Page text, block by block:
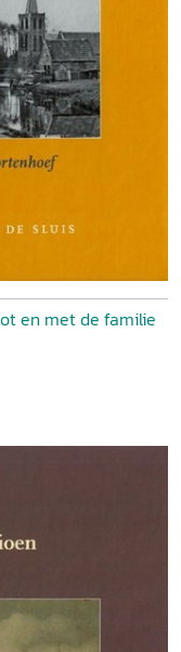
en met de familie